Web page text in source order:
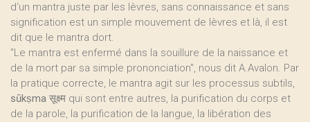
d‘un mantra juste par les lèvres, sans connaissance et sans
signification est un simple mouvement de lèvres et là, il est
dit que le mantra dort.
"Le mantra est enfermé dans la souillure de la naissance et
de la mort par sa simple prononciation", nous dit A.Avalon. Par
la pratique correcte, le mantra agit sur les processus subtils,
sūkṣma सूक्ष्म qui sont entre autres, la purification du corps et
de la parole, la purification de la langue, la libération des